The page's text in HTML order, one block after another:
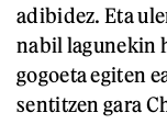
adibidez. Eta
nabil lagunekin
gogoeta egiten
sentitzen gara